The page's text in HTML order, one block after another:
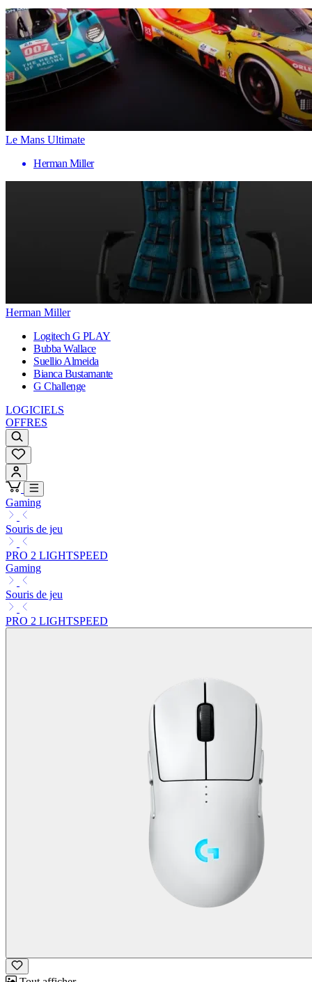
Le Mans Ultimate
Herman Miller
Herman Miller
Logitech G PLAY
Bubba Wallace
Suellio Almeida
Bianca Bustamante
G Challenge
LOGICIELS
OFFRES
Gaming
Souris de jeu
PRO 2 LIGHTSPEED
Gaming
Souris de jeu
PRO 2 LIGHTSPEED